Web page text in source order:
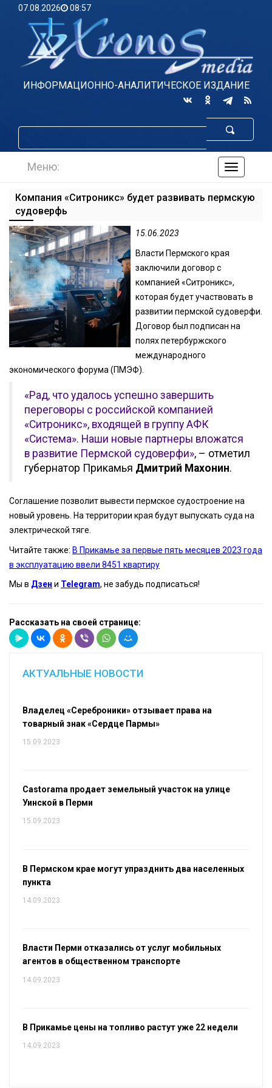
07.08.2026 08:57
ИНФОРМАЦИОННО-АНАЛИТИЧЕСКОЕ ИЗДАНИЕ
по
Меню:
Компания «Ситроникс» будет развивать пермскую
судоверфь
15.06.2023
Власти Пермского края
заключили договор с
компанией «Ситроникс»,
которая будет участвовать в
развитии пермской судоверфи.
Договор был подписан на
полях петербуржского
международного
экономического форума (ПМЭФ).
«Рад, что удалось успешно завершить
переговоры с российской компанией
«Ситроникс», входящей в группу АФК
«Система». Наши новые партнеры вложатся
в развитие Пермской судоверфи», – отметил
губернатор Прикамья Дмитрий Махонин.
Соглашение позволит вывести пермское судостроение на
новый уровень. На территории края будут выпускать суда на
электрической тяге.
Читайте также: В Прикамье за первые пять месяцев 2023 года
в эксплуатацию ввели 8451 квартиру
Мы в Дзен и Telegram, не забудь подписаться!
Рассказать на своей странице:
АКТУАЛЬНЫЕ НОВОСТИ
Владелец «Сереброники» отзывает права на
товарный знак «Сердце Пармы»
15.09.2023
Castorama продает земельный участок на улице
Уинской в Перми
15.09.2023
В Пермском крае могут упразднить два населенных
пункта
14.09.2023
Власти Перми отказались от услуг мобильных
агентов в общественном транспорте
14.09.2023
В Прикамье цены на топливо растут уже 22 недели
14.09.2023